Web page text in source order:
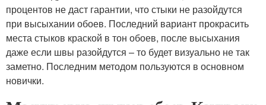
процентов не даст гарантии, что стыки не разойдутся
при высыхании обоев. Последний вариант прокрасить
места стыков краской в тон обоев, после высыхания
даже если швы разойдутся – то будет визуально не так
заметно. Последним методом пользуются в основном
новички.